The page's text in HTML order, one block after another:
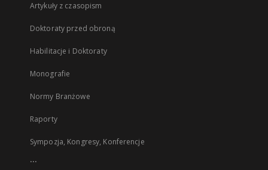
Artykuły z czasopism
Doktoraty przed obroną
Habilitacje i Doktoraty
Monografie
Normy Branżowe
Raporty
Sympozja, Kongresy, Konferencje
...